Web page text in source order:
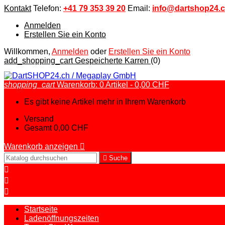
Kontakt Telefon: +41 79 353 39 20 Email:
Anmelden
Erstellen Sie ein Konto
Willkommen, Anmelden oder Erstellen Sie ein Konto
add_shopping_cartGespeicherte Karren (0)
shopping_cart Warenkorb: 0Artikel - 0,00 CHF
Es gibt keine Artikel mehr in Ihrem Warenkorb
Versand
Gesamt 0,00 CHF
Warenkorb anzeigen 
 Suche



Startseite
Ladenöffnungszeiten